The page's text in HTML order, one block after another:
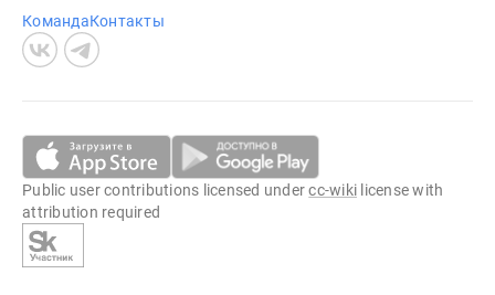
КомандаКонтакты
Public user contributions licensed undercc-wiki license with
attribution required